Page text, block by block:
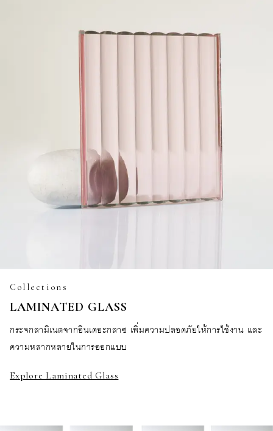
Collections
LAMINATED GLASS
กระจกลามิเนตจากอินเดอะกลาซ เพิ่มความปลอดภัยให้การใช้งาน และ
ความหลากหลายในการออกแบบ
Explore Laminated Glass